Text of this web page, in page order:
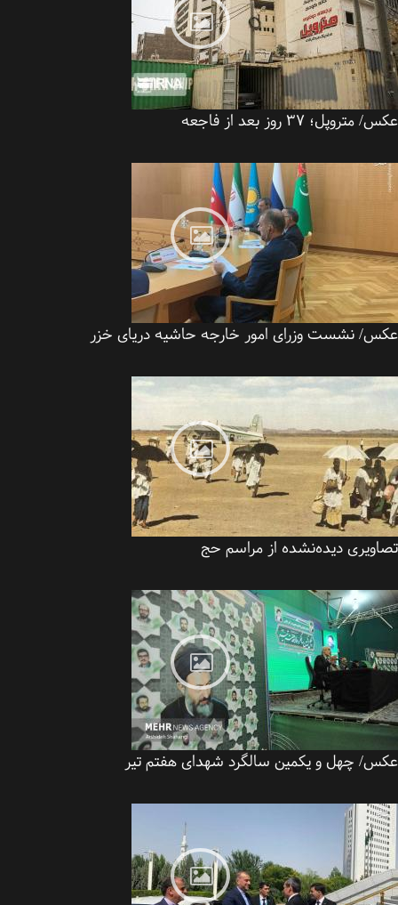
۳۷ روز بعد از فاجعه
نشست وزرای امور خارجه حاشیه دریای خزر
دیده‌نشده از مراسم حج
چهل و یکمین سالگرد شهدای هفتم تیر